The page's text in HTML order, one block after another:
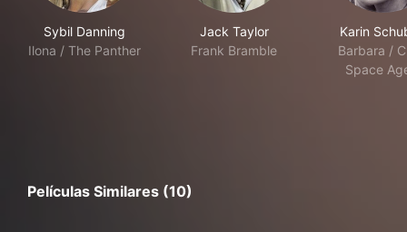
Sybil Danning
Ilona / The Panther
Jack Taylor
Frank Bramble
Karin
Barbara /
Space
Películas Similares (10)